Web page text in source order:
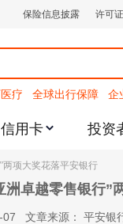
保险信息披露 许可
疗 全球出行保障 企
信用卡 投资
两项大奖花落平安银行
卓越零售银行”
07 文章来源： 平安银